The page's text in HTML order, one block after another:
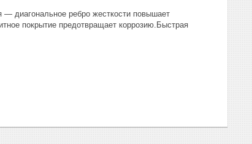
— диагональное ребро жесткости повышает
покрытие предотвращает коррозию.Быстрая